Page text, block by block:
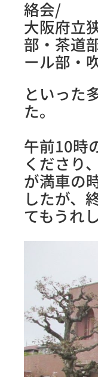
絡会/
大阪府立
部・茶道
ール部・
といった
た。
午前10時
くださり
が満車の
したが、
てもうれ